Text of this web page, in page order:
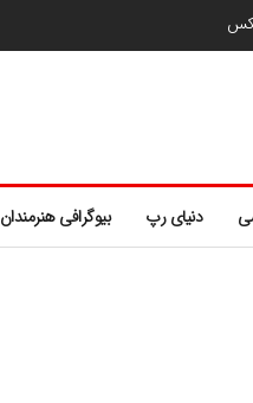
دنیای رپ بیوگرافی هنرمندان